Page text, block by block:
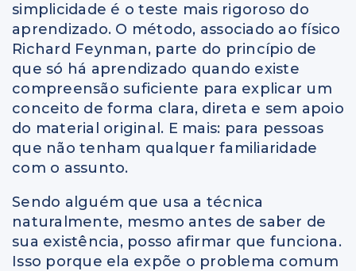
simplicidade é o teste mais rigoroso do
aprendizado. O método, associado ao físico
Richard Feynman, parte do princípio de
que só há aprendizado quando existe
compreensão suficiente para explicar um
conceito de forma clara, direta e sem apoio
do material original. E mais: para pessoas
que não tenham qualquer familiaridade
com o assunto.
Sendo alguém que usa a técnica
naturalmente, mesmo antes de saber de
sua existência, posso afirmar que funciona.
Isso porque ela expõe o problema comum